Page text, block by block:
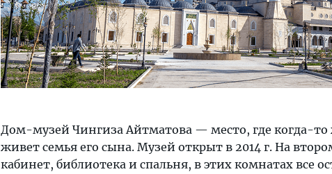
Дом-музей Чингиза Айтматова — место, где когда-то
живет семья его сына. Музей открыт в 2014 г. На
кабинет, библиотека и спальня, в этих комнатах все